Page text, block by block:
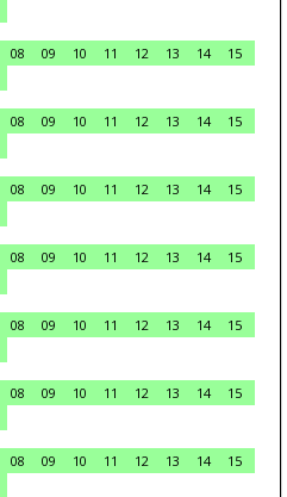
08 09 10 11 12 13 14
15
08 09 10 11 12 13 14
15
08 09 10 11 12 13 14
15
08 09 10 11 12 13 14
15
08 09 10 11 12 13 14
15
08 09 10 11 12 13 14
15
08 09 10 11 12 13 14
15